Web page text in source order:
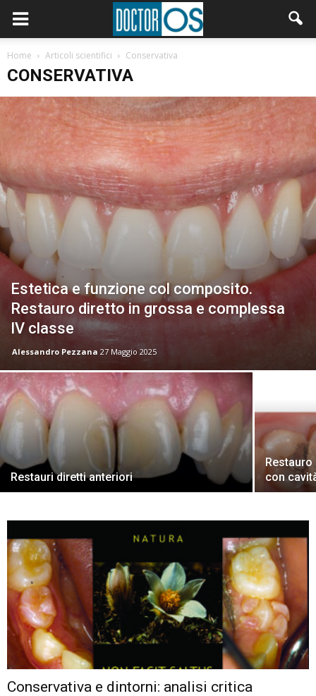
Home Articoli scientifici Conservativa
CONSERVATIVA
Estetica e funzione col composito.
Restauro diretto in grossa e complessa
IV classe
Alessandro Pezzana 27 Maggio 2025
Restauri diretti anteriori
con
Conservativa e dintorni: analisi critica